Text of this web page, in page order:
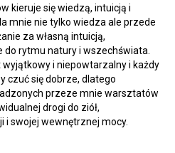
kieruje się wiedzą, intuicją i
mnie nie tylko wiedza ale przede
za własną intuicją,
do rytmu natury i wszechświata.
wyjątkowy i niepowtarzalny i każdy
czuć się dobrze, dlatego
przeze mnie warsztatów
drogi do ziół,
i swojej wewnętrznej mocy.